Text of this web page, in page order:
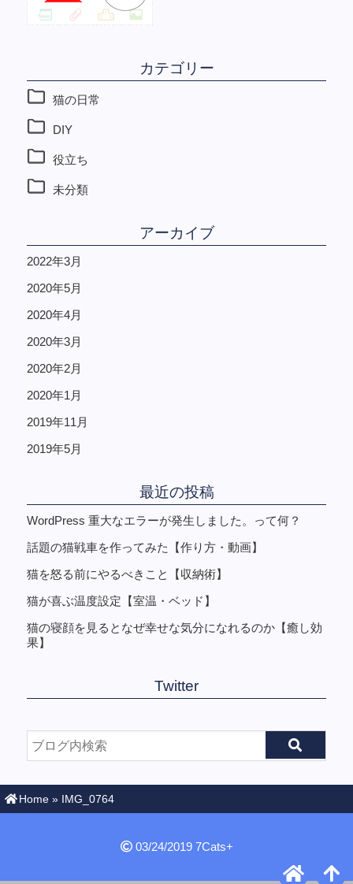
カテゴリー
猫の日常
DIY
役立ち
未分類
アーカイブ
2022年3月
2020年5月
2020年4月
2020年3月
2020年2月
2020年1月
2019年11月
2019年5月
最近の投稿
WordPress 重大なエラーが発生しました。って何？
話題の猫戦車を作ってみた【作り方・動画】
猫を怒る前にやるべきこと【収納術】
猫が喜ぶ温度設定【室温・ベッド】
猫の寝顔を見るとなぜ幸せな気分になれるのか【癒し効
果】
Twitter
Home » IMG_0764
03/24/2019 7Cats+